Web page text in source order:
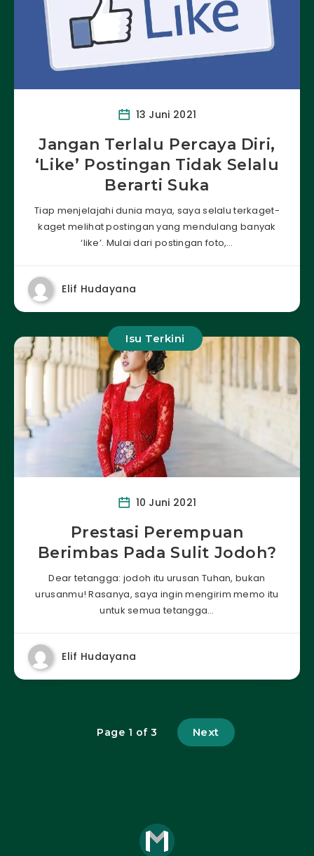
13 Juni 2021
Jangan Terlalu Percaya Diri,
‘Like’ Postingan Tidak Selalu
Berarti Suka
Tiap menjelajahi dunia maya, saya selalu terkaget-
kaget melihat postingan yang mendulang banyak
‘like’. Mulai dari postingan foto,…
Elif Hudayana
Isu Terkini
10 Juni 2021
Prestasi Perempuan
Berimbas Pada Sulit Jodoh?
Dear tetangga: jodoh itu urusan Tuhan, bukan
urusanmu! Rasanya, saya ingin mengirim memo itu
untuk semua tetangga…
Elif Hudayana
Page 1 of 3 Next